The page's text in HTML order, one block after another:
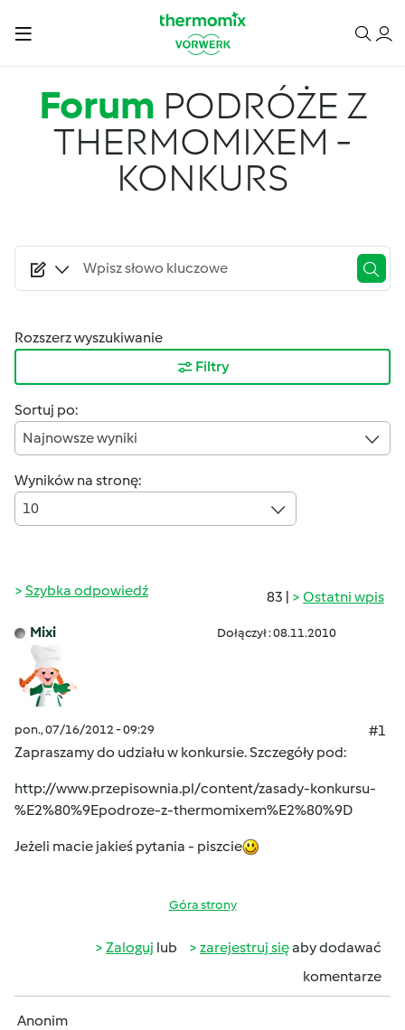
Forum PODRÓŻE Z
THERMOMIXEM -
KONKURS
Rozszerz wyszukiwanie
Filtry
Sortuj po:
Najnowsze wyniki
Wyników na stronę:
10
83 | Ostatni wpis
Szybka odpowiedź
Mixi Dołączył : 08.11.2010
pon., 07/16/2012 - 09:29
#1
Zapraszamy do udziału w konkursie. Szczegóły pod:
http://www.przepisownia.pl/content/zasady-konkursu-
%E2%80%9Epodroze-z-thermomixem%E2%80%9D
Jeżeli macie jakieś pytania - piszcie
Góra strony
Zaloguj lub zarejestruj sięaby dodawać
komentarze
Anonim